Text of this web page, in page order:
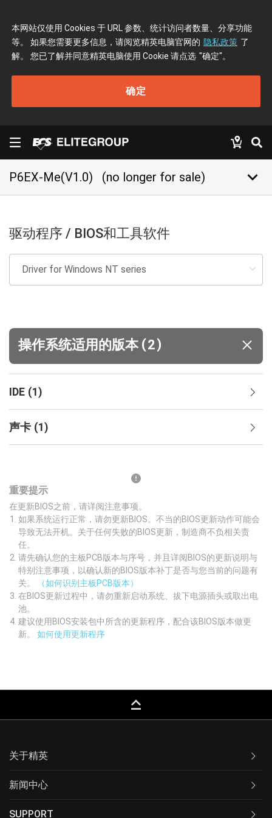
本网站仅使用 Cookies 于 URL 参数、统计访问者数量、分享功能
等。 如果您需要更多信息，请阅览精英电脑官网的 隐私政策 了
解。 您已了解并同意精英电脑使用 Cookie 请点选 "确定"。
确定
P6EX-Me(V1.0) (no longer for sale) keyboard_arrow_down
驱动程序 / BIOS和工具软件
操作系统适用的版本 (2)
IDE (1)
声卡 (1)
重要提示
在更新BIOS之前，请详阅注意事项。
如果系统运行正常，请勿更新BIOS。不当的BIOS更新动作可能会
导致无法开机。关于任何失败的BIOS更新，制造商不负相关责
任。
请先确认您的主板PCB版本与序号，并且详阅BIOS的更新说明与
特别注意事项，以确认新的BIOS版本补丁是否与您当前的问题有
关。
（如何识别主板PCB版本）
在BIOS更新过程中，请勿重新启动系统、拔下电源插头或取出电
池。
建议使用BIOS安装包中所含的更新程序，配合该BIOS版本做更
新。 如何使用更新程序
keyboard_capslock
关于精英
新闻中心
SUPPORT